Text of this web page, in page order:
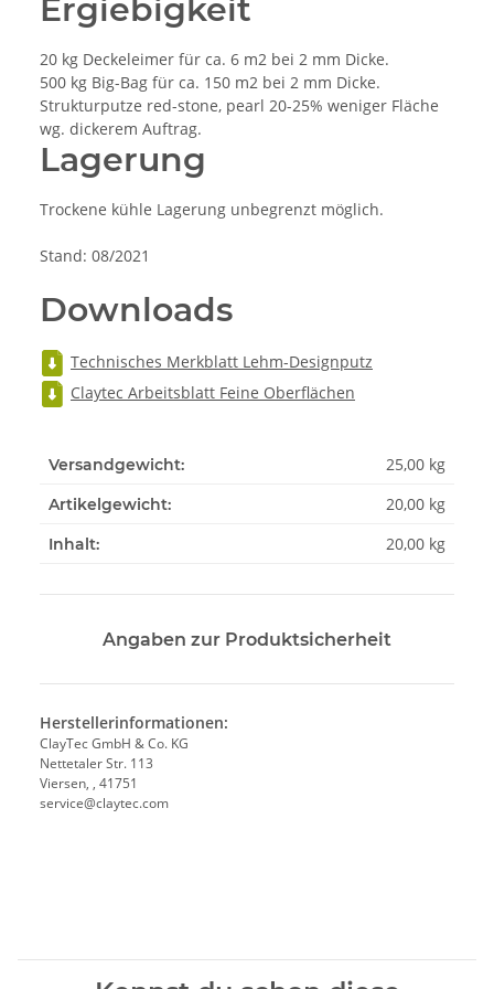
Ergiebigkeit
20 kg Deckeleimer für ca. 6 m2 bei 2 mm Dicke.
500 kg Big-Bag für ca. 150 m2 bei 2 mm Dicke.
Strukturputze red-stone, pearl 20-25% weniger Fläche
wg. dickerem Auftrag.
Lagerung
Trockene kühle Lagerung unbegrenzt möglich.
Stand: 08/2021
Downloads
Technisches Merkblatt Lehm-Designputz
Claytec Arbeitsblatt Feine Oberflächen
Versandgewicht: 25,00 kg
Artikelgewicht: 20,00 kg
Inhalt: 20,00 kg
Angaben zur Produktsicherheit
Herstellerinformationen:
ClayTec GmbH & Co. KG
Nettetaler Str. 113
Viersen, , 41751
service@claytec.com